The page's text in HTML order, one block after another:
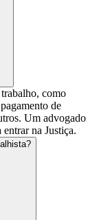
como
de
Um advogado
na Justiça.